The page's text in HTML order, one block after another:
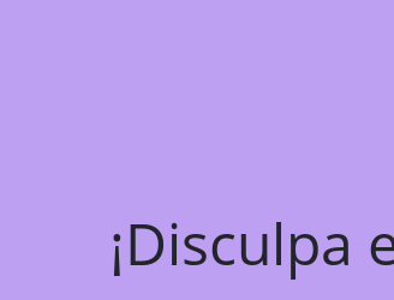
¡Disculpa